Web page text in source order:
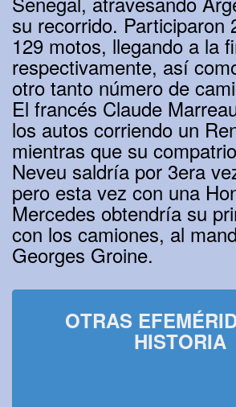
su recorrido. Participaron
129 motos, llegando a la
respectivamente, así
otro tanto número de
El francés Claude
los autos corriendo un
mientras que su
Neveu saldría por 3era
pero esta vez con una
Mercedes obtendría su
con los camiones, al
Georges Groine.
OTRAS
HISTORIA